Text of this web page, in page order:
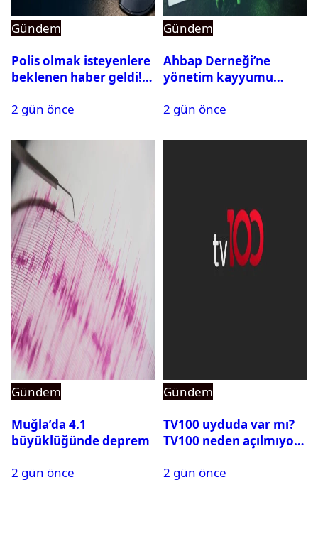
Gündem
Polis olmak isteyenlere
beklenen haber geldi!
2 gün önce
Gündem
Ahbap Derneği’ne
yönetim kayyumu
açıldı
2 gün önce
Gündem
Muğla’da 4.1
büyüklüğünde deprem
2 gün önce
Gündem
TV100 uyduda var mı?
TV100 neden açılmıyor?
2 gün önce